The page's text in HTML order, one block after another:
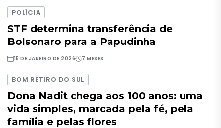
POLÍCIA
STF determina transferência de
Bolsonaro para a Papudinha
15 DE JANEIRO DE 2026 7 MESES
BOM RETIRO DO SUL
Dona Nadit chega aos 100 anos: uma
vida simples, marcada pela fé, pela
família e pelas flores